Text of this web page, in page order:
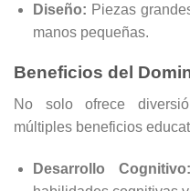
Diseño: Piezas
manos pequeñas.
Beneficios del
No solo ofrece
múltiples beneficios
Desarrollo Cognitivo: